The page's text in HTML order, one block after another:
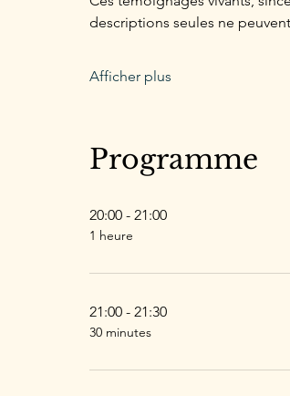
descriptions seules ne
Afficher plus
Programme
20:00 - 21:00
1 heure
21:00 - 21:30
30 minutes